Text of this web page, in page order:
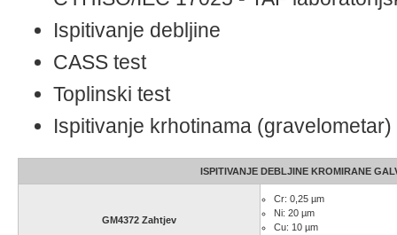
Ispitivanje debljine
CASS test
Toplinski test
Ispitivanje krhotinama (gravelometar)
ISPITIVANJE DEBLJINE KROMIRANE
GM4372 Zahtjev
Cr: 0,25 µm
Ni: 20 µm
Cu: 10 µm